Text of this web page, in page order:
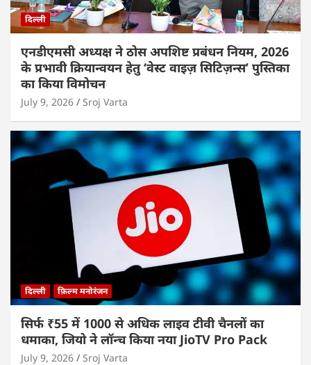
दिल्ली
एनडीएमसी अध्यक्ष ने ठोस अपशिष्ट प्रबंधन नियम, 2026
के प्रभावी क्रियान्वयन हेतु ‘वेस्ट वाइज़ सिटिज़न्स’ पुस्तिका
का किया विमोचन
July 9, 2026 Sroj Varta
दिल्ली फ़िल्म मनोरंजन
सिर्फ ₹55 में 1000 से अधिक लाइव टीवी चैनलों का
धमाका, जियो ने लॉन्च किया नया JioTV Pro Pack
July 9, 2026 Sroj Varta